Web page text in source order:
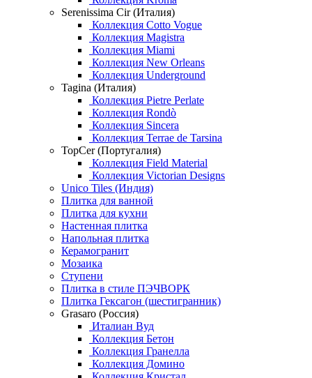
Serenissima Cir (Италия)
Коллекция Cotto Vogue
Коллекция Magistra
Коллекция Miami
Коллекция New Orleans
Коллекция Underground
Tagina (Италия)
Коллекция Pietre Perlate
Коллекция Rondò
Коллекция Sincera
Коллекция Terrae de Tarsina
TopCer (Португалия)
Коллекция Field Material
Коллекция Victorian Designs
Unico Tiles (Индия)
Плитка для ванной
Плитка для кухни
Настенная плитка
Напольная плитка
Керамогранит
Мозаика
Ступени
Плитка в стиле ПЭЧВОРК
Плитка Гексагон (шестигранник)
Grasaro (Россия)
Италиан Вуд
Коллекция Бетон
Коллекция Гранелла
Коллекция Домино